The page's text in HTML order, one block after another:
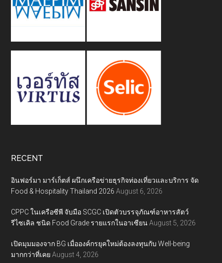
RECENT
อินฟอร์มา มาร์เก็ตส์ ผนึกเครือข่ายธุรกิจท่องเที่ยวและบริการ จัด
Food & Hospitality Thailand 2026 August 6, 2026
CPPC ในเครือซีพี จับมือ SCGC เปิดตัวบรรจุภัณฑ์อาหารสัตว์
รีไซเคิล ชนิด Food Grade รายแรกในอาเซียน August 5, 2026
เปิดมุมมองจาก BG เมื่อองค์กรยุคใหม่ต้องลงทุนกับ Well-being
มากกว่าที่เคย August 4, 2026